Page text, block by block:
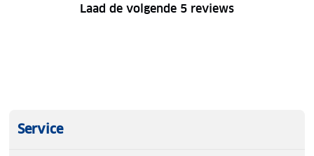
Laad de volgende 5 reviews
Service